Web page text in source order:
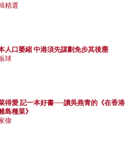
精選
人口萎縮 中港須先謀劃免步其後塵
球
得愛 記一本好書──讀吳燕青的《在香港
島種菜》
偉